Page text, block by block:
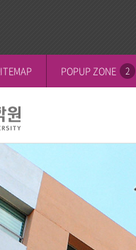
POPUP ZONE 2
교육이념과 비전
공지사항
일반대학원
철학박사(Ph.D.)
신학박사(Th.D.)
석박사통합과정
학사일정
시험 및 성적안내
논문작성안내
공지사항
전체공지
일반대학원
신학대학원